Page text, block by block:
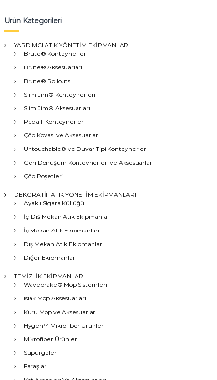
Ürün Kategorileri
YARDIMCI ATIK YÖNETİM EKİPMANLARI
Brute® Konteynerleri
Brute® Aksesuarları
Brute® Rollouts
Slim Jim® Konteynerleri
Slim Jim® Aksesuarları
Pedallı Konteynerler
Çöp Kovası ve Aksesuarları
Untouchable® ve Duvar Tipi Konteynerler
Geri Dönüşüm Konteynerleri ve Aksesuarları
Çöp Poşetleri
DEKORATİF ATIK YÖNETİM EKİPMANLARI
Ayaklı Sigara Küllüğü
İç-Dış Mekan Atık Ekipmanları
İç Mekan Atık Ekipmanları
Dış Mekan Atık Ekipmanları
Diğer Ekipmanlar
TEMİZLİK EKİPMANLARI
Wavebrake® Mop Sistemleri
Islak Mop Aksesuarları
Kuru Mop ve Aksesuarları
Hygen™ Mikrofiber Ürünler
Mikrofiber Ürünler
Süpürgeler
Faraşlar